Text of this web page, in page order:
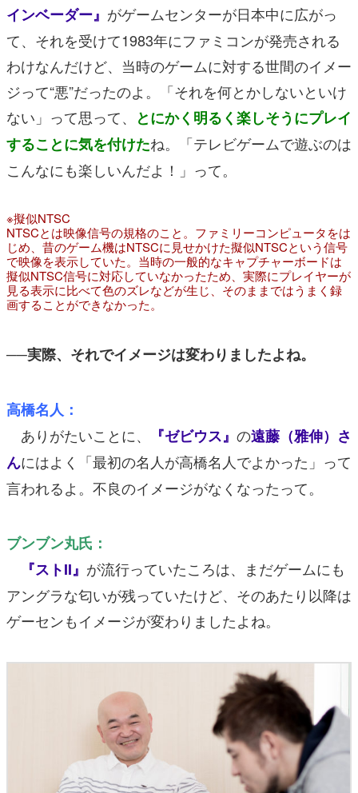
インベーダー』 がゲームセンターが日本中に広がっ
て、それを受けて1983年にファミコンが発売される
わけなんだけど、当時のゲームに対する世間のイメー
ジって“悪”だったのよ。「それを何とかしないといけ
ない」って思って、
とにかく明るく楽しそうにプレイ
することに気を付けたね。「テレビゲームで遊ぶのは
こんなにも楽しいんだよ！」って。
※擬似NTSC
NTSCとは映像信号の規格のこと。ファミリーコンピュータをは
じめ、昔のゲーム機はNTSCに見せかけた擬似NTSCという信号
で映像を表示していた。当時の一般的なキャプチャーボードは
擬似NTSC信号に対応していなかったため、実際にプレイヤーが
見る表示に比べて色のズレなどが生じ、そのままではうまく録
画することができなかった。
──実際、それでイメージは変わりましたよね。
高橋名人：
ありがたいことに、
『ゼビウス』 の遠藤（雅伸）さ
んにはよく「最初の名人が高橋名人でよかった」って
言われるよ。不良のイメージがなくなったって。
ブンブン丸氏：
『ストII』 が流行っていたころは、まだゲームにも
アングラな匂いが残っていたけど、そのあたり以降は
ゲーセンもイメージが変わりましたよね。